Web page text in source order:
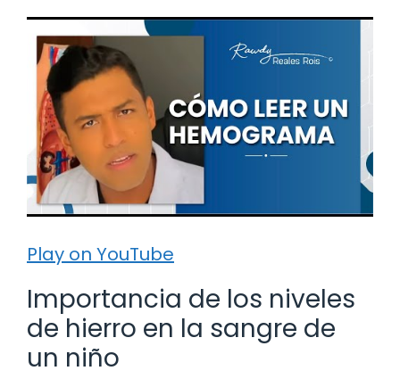
Play on YouTube
Importancia de los niveles
de hierro en la sangre de
un niño